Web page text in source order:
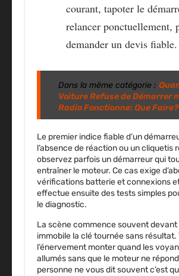
courant, tapoter le
relancer ponctuellement,
demander un devis fiable.
Dans la même catégorie :
Voiture Refuse de Démarrer
Radio Fonctionne: Que Faire?
Le premier indice fiable d’un
l’absence de réaction ou un cliquetis
observez parfois un démarreur qui
entraîner le moteur. Ce cas exige
vérifications batterie et connexions
effectue ensuite des tests simples
le diagnostic.
La scène commence souvent
immobile la clé tournée sans résultat.
l’énervement monter quand les
allumés sans que le moteur ne
personne ne vous dit souvent c’est